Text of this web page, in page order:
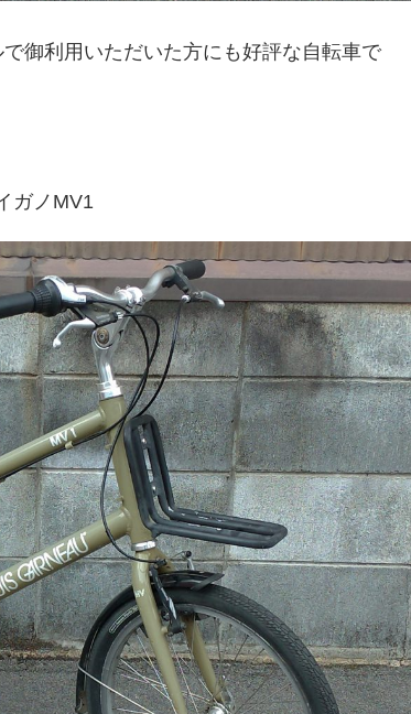
御利用いただいた方にも好評な自転車で
ガノMV1